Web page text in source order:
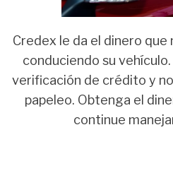
Credex le da el dinero
conduciendo su vehículo.
verificación de crédito y
papeleo. Obtenga el
continue